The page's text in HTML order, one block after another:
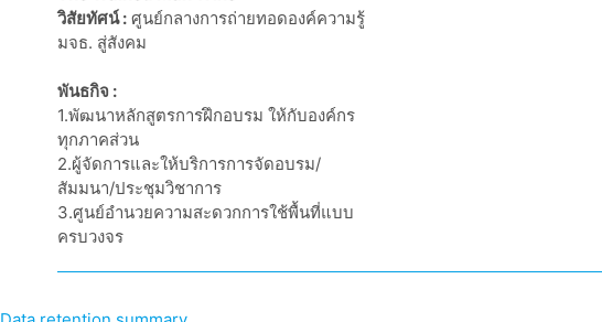
วิสัยทัศน์ : ศูนย์กลางการถ่ายทอดองค์ความรู้
มจธ. สู่สังคม
พันธกิจ :
1.พัฒนาหลักสูตรการฝึกอบรม ให้กับองค์กร
ทุกภาคส่วน
2.ผู้จัดการและให้บริการการจัดอบรม/
สัมมนา/ประชุมวิชาการ
3.ศูนย์อำนวยความสะดวกการใช้พื้นที่แบบ
ครบวงจร